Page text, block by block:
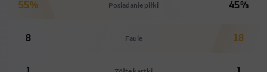
55% Posiadanie piłki 45%
8 Faule 18